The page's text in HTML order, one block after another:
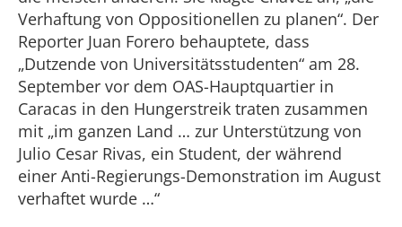
Verhaftung von Oppositionellen zu planen“. Der
Reporter Juan Forero behauptete, dass
„Dutzende von Universitätsstudenten“ am 28.
September vor dem OAS-Hauptquartier in
Caracas in den Hungerstreik traten zusammen
mit „im ganzen Land … zur Unterstützung von
Julio Cesar Rivas, ein Student, der während
einer Anti-Regierungs-Demonstration im August
verhaftet wurde …“